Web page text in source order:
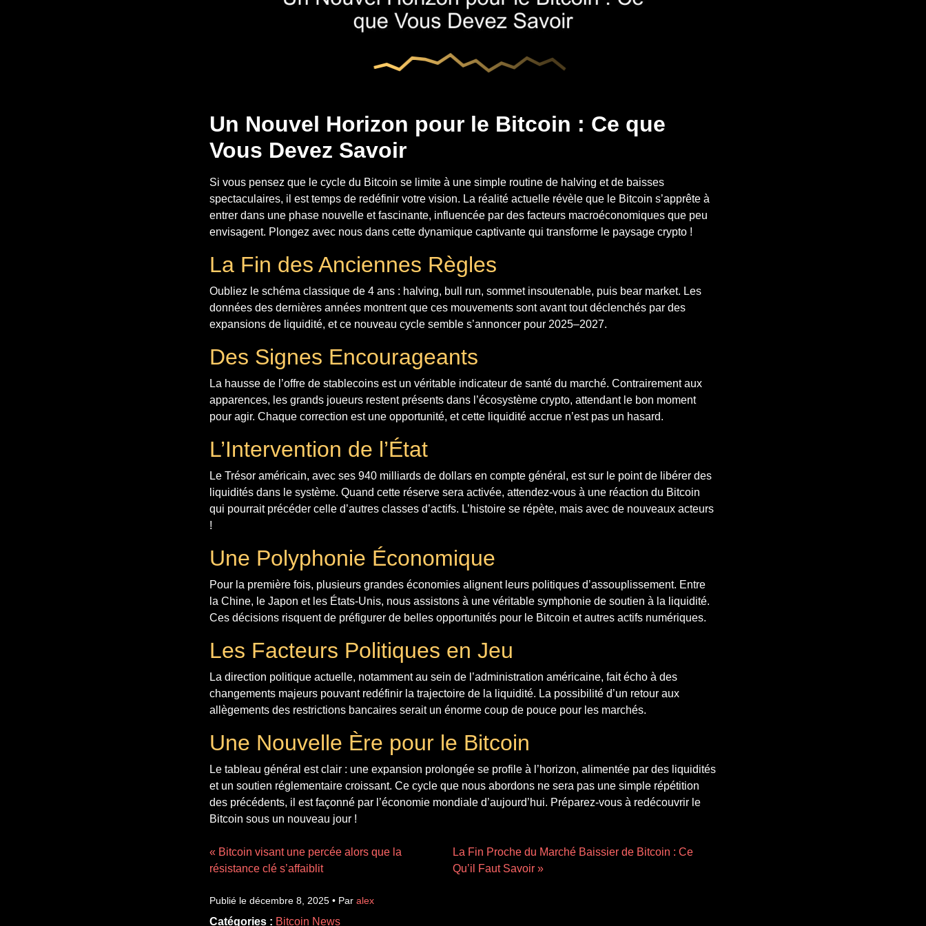
Un Nouvel Horizon pour le Bitcoin : Ce que
Vous Devez Savoir
Si vous pensez que le cycle du Bitcoin se limite à une simple routine de halving et de baisses
spectaculaires, il est temps de redéfinir votre vision. La réalité actuelle révèle que le Bitcoin s’apprête à
entrer dans une phase nouvelle et fascinante, influencée par des facteurs macroéconomiques que peu
envisagent. Plongez avec nous dans cette dynamique captivante qui transforme le paysage crypto !
La Fin des Anciennes Règles
Oubliez le schéma classique de 4 ans : halving, bull run, sommet insoutenable, puis bear market. Les
données des dernières années montrent que ces mouvements sont avant tout déclenchés par des
expansions de liquidité, et ce nouveau cycle semble s’annoncer pour 2025–2027.
Des Signes Encourageants
La hausse de l’offre de stablecoins est un véritable indicateur de santé du marché. Contrairement aux
apparences, les grands joueurs restent présents dans l’écosystème crypto, attendant le bon moment
pour agir. Chaque correction est une opportunité, et cette liquidité accrue n’est pas un hasard.
L’Intervention de l’État
Le Trésor américain, avec ses 940 milliards de dollars en compte général, est sur le point de libérer des
liquidités dans le système. Quand cette réserve sera activée, attendez-vous à une réaction du Bitcoin
qui pourrait précéder celle d’autres classes d’actifs. L’histoire se répète, mais avec de nouveaux acteurs
!
Une Polyphonie Économique
Pour la première fois, plusieurs grandes économies alignent leurs politiques d’assouplissement. Entre
la Chine, le Japon et les États-Unis, nous assistons à une véritable symphonie de soutien à la liquidité.
Ces décisions risquent de préfigurer de belles opportunités pour le Bitcoin et autres actifs numériques.
Les Facteurs Politiques en Jeu
La direction politique actuelle, notamment au sein de l’administration américaine, fait écho à des
changements majeurs pouvant redéfinir la trajectoire de la liquidité. La possibilité d’un retour aux
allègements des restrictions bancaires serait un énorme coup de pouce pour les marchés.
Une Nouvelle Ère pour le Bitcoin
Le tableau général est clair : une expansion prolongée se profile à l’horizon, alimentée par des liquidités
et un soutien réglementaire croissant. Ce cycle que nous abordons ne sera pas une simple répétition
des précédents, il est façonné par l’économie mondiale d’aujourd’hui. Préparez-vous à redécouvrir le
Bitcoin sous un nouveau jour !
« Bitcoin visant une percée alors que la
résistance clé s’affaiblit
La Fin Proche du Marché Baissier de Bitcoin : Ce
Qu’il Faut Savoir »
Publié le décembre 8, 2025 • Par alex
Catégories : Bitcoin News